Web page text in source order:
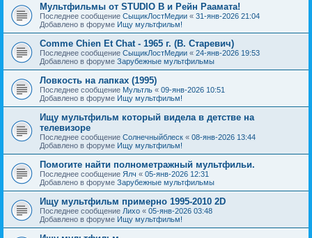
Мультфильмы от STUDIO B и Рейн Раамата!
Последнее сообщение СыщикЛостМедии « 31-янв-2026 21:04
Добавлено в форуме Ищу мультфильм!
Comme Chien Et Chat - 1965 г. (В. Старевич)
Последнее сообщение СыщикЛостМедии « 24-янв-2026 19:53
Добавлено в форуме Зарубежные мультфильмы
Ловкость на лапках (1995)
Последнее сообщение Мультль « 09-янв-2026 10:51
Добавлено в форуме Ищу мультфильм!
Ищу мультфильм который видела в детстве на
телевизоре
Последнее сообщение Солнечныйблеск « 08-янв-2026 13:44
Добавлено в форуме Ищу мультфильм!
Помогите найти полнометражный мультфильи.
Последнее сообщение Ялч « 05-янв-2026 12:31
Добавлено в форуме Зарубежные мультфильмы
Ищу мультфильм примерно 1995-2010 2D
Последнее сообщение Лихо « 05-янв-2026 03:48
Добавлено в форуме Ищу мультфильм!